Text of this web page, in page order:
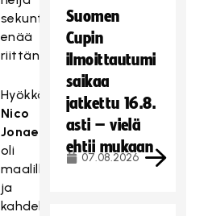
sekuntia
enää
riittäneet.
Hyökkääjä
Nico
Jonaeson
oli
maalillaan
ja
kahdella
Suomen
Cupin
ilmoittautumi
saikaa
jatkettu 16.8.
asti – vielä
ehtii mukaan
07.08.2026